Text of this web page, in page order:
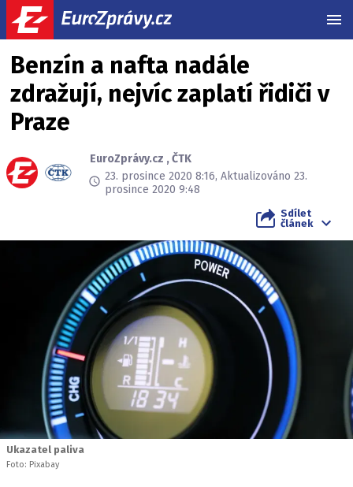
Benzín a nafta nadále
zdražují, nejvíc zaplatí řidiči v
Praze
EuroZprávy.cz ,ČTK
23. prosince 2020 8:16, Aktualizováno 23.
prosince 2020 9:48
Sdílet
článek
Ukazatel paliva
Foto: Pixabay